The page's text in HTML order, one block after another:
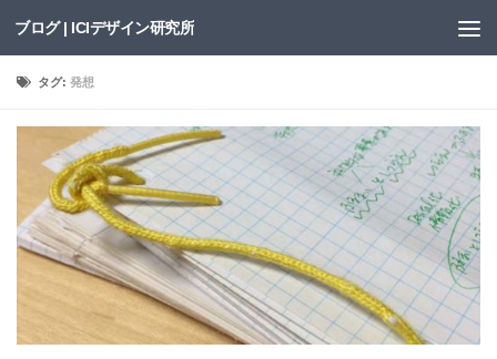
Skip to content
ブログ | ICIデザイン研究所
タグ: 発想